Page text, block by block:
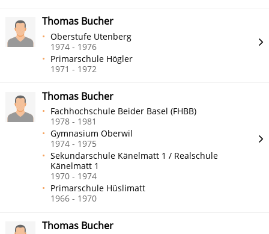
Thomas Bucher
Oberstufe Utenberg
1974 - 1976
Primarschule Högler
1971 - 1972
Thomas Bucher
Fachhochschule Beider Basel (FHBB)
1978 - 1981
Gymnasium Oberwil
1974 - 1975
Sekundarschule Känelmatt 1 / Realschule
Känelmatt 1
1970 - 1974
Primarschule Hüslimatt
1966 - 1970
Thomas Bucher